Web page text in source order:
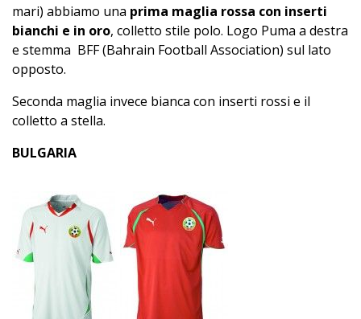
mari) abbiamo una prima maglia rossa con inserti
bianchi e in oro, colletto stile polo. Logo Puma a destra
e stemma BFF (Bahrain Football Association) sul lato
opposto.
Seconda maglia invece bianca con inserti rossi e il
colletto a stella.
BULGARIA